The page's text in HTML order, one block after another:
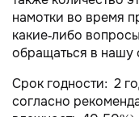
намотки во время
какие-либо
обращаться в
Срок годности: 2
согласно